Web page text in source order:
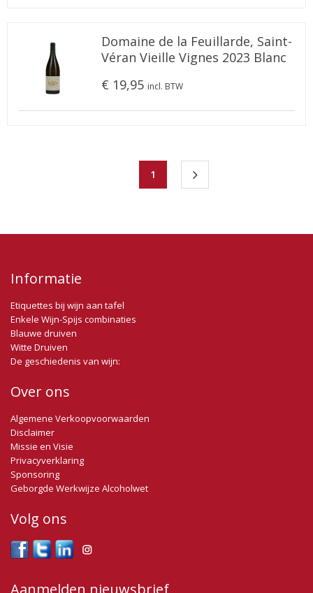
Domaine de la Feuillarde, Saint-
Véran Vieille Vignes 2023 Blanc
€ 19,95 incl. BTW
1
Informatie
Etiquettes bij wijn aan tafel
Enkele Wijn-Spijs combinaties
Blauwe druiven
Witte Druiven
De geschiedenis van wijn:
Over ons
Algemene Verkoopvoorwaarden
Disclaimer
Missie en Visie
Privacyverklaring
Sponsoring
Geborgde Werkwijze Alcoholwet
Volg ons
Aanmelden nieuwsbrief